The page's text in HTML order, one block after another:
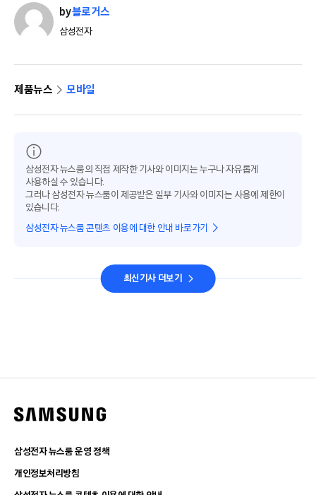
by블로거스
삼성전자
제품뉴스 모바일
삼성전자 뉴스룸의 직접 제작한 기사와 이미지는 누구나 자유롭게
사용하실 수 있습니다.
그러나 삼성전자 뉴스룸이 제공받은 일부 기사와 이미지는 사용에 제한이
있습니다.
삼성전자 뉴스룸 콘텐츠 이용에 대한 안내 바로가기
최신기사 더보기
삼성전자 뉴스룸 운영 정책
개인정보처리방침